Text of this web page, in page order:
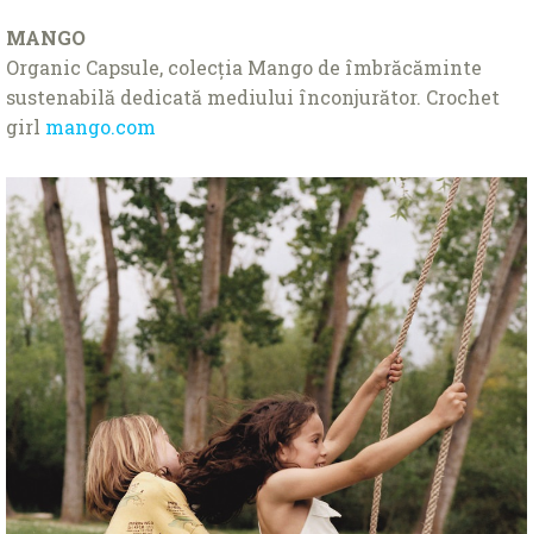
MANGO
Organic Capsule, colecţia Mango de îmbrăcăminte
sustenabilă dedicată mediului înconjurător. Crochet
girl mango.com